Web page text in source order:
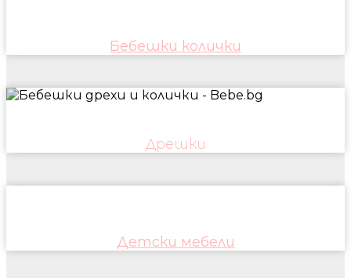
Бебешки колички
Дрешки
Детски мебели